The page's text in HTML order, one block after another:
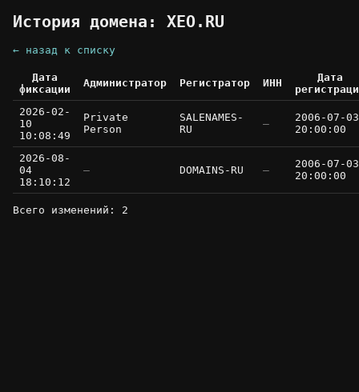
История домена: XEO.RU
← назад к списку
Дата
фиксации
Администратор Регистратор ИНН
Дата
2026-02-
10
10:08:49
Private
Person
SALENAMES-
RU
—
2006-07-03
20:00:00
2026-08-
04
18:10:12
— DOMAINS-RU —
2006-07-03
20:00:00
Всего изменений: 2